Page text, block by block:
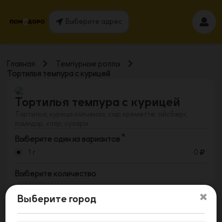
Выберите адрес
Главная
Темпурные роллы
Тортилья темпура с курицей
Тортилья темпура с курицей
Выберите один из вариантов
1 г 0
Выберите количество
Выберите город